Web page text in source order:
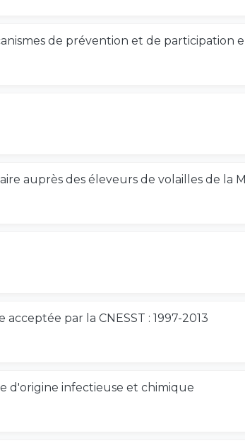
de prévention et de participation
auprès des éleveurs de volailles de la
par la CNESST : 1997-2013
d'origine infectieuse et chimique